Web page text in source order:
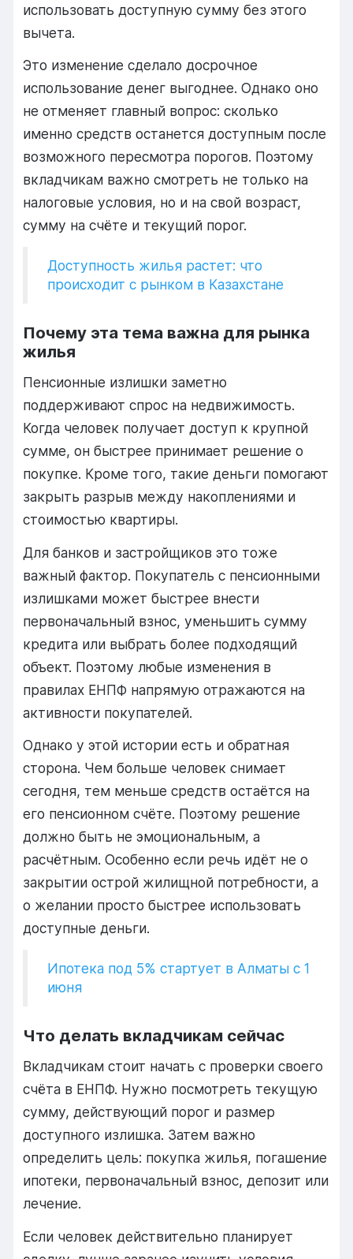
использовать доступную сумму без этого
вычета.
Это изменение сделало досрочное
использование денег выгоднее. Однако оно
не отменяет главный вопрос: сколько
именно средств останется доступным после
возможного пересмотра порогов. Поэтому
вкладчикам важно смотреть не только на
налоговые условия, но и на свой возраст,
сумму на счёте и текущий порог.
Доступность жилья растет: что
происходит с рынком в Казахстане
Почему эта тема важна для рынка
жилья
Пенсионные излишки заметно
поддерживают спрос на недвижимость.
Когда человек получает доступ к крупной
сумме, он быстрее принимает решение о
покупке. Кроме того, такие деньги помогают
закрыть разрыв между накоплениями и
стоимостью квартиры.
Для банков и застройщиков это тоже
важный фактор. Покупатель с пенсионными
излишками может быстрее внести
первоначальный взнос, уменьшить сумму
кредита или выбрать более подходящий
объект. Поэтому любые изменения в
правилах ЕНПФ напрямую отражаются на
активности покупателей.
Однако у этой истории есть и обратная
сторона. Чем больше человек снимает
сегодня, тем меньше средств остаётся на
его пенсионном счёте. Поэтому решение
должно быть не эмоциональным, а
расчётным. Особенно если речь идёт не о
закрытии острой жилищной потребности, а
о желании просто быстрее использовать
доступные деньги.
Ипотека под 5% стартует в Алматы с 1
июня
Что делать вкладчикам сейчас
Вкладчикам стоит начать с проверки своего
счёта в ЕНПФ. Нужно посмотреть текущую
сумму, действующий порог и размер
доступного излишка. Затем важно
определить цель: покупка жилья, погашение
ипотеки, первоначальный взнос, депозит или
лечение.
Если человек действительно планирует